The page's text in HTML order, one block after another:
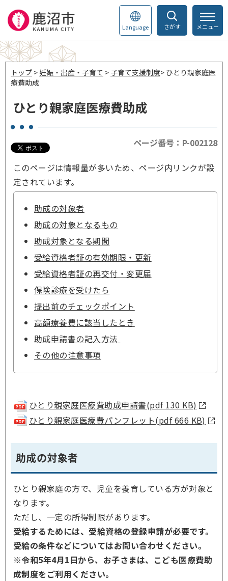
さがす
Language メニュー
トップ >妊娠・出産・子育て > 子育て支援制度> ひとり親家庭医
療費助成
ひとり親家庭医療費助成
ページ番号：P-002128
このページは情報量が多いため、ページ内リンクが設
定されています。
助成の対象者
助成の対象となるもの
助成対象となる期間
受給資格者証の有効期限・更新
受給資格者証の再交付・変更届
保険診療を受けたら
提出前のチェックポイント
高額療養費に該当したとき
助成申請書の記入方法
その他の注意事項
ひとり親家庭医療費助成申請書(pdf 130 KB)
ひとり親家庭医療費パンフレット(pdf 666 KB)
助成の対象者
ひとり親家庭の方で、児童を養育している方が対象と
なります。
ただし、一定の所得制限があります。
受給するためには、受給資格の登録申請が必要です。
受給の条件などについてはお問い合わせください。
※令和5年4月1日から、お子さまは、こども医療費助
成制度をご利用ください。